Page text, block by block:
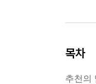
목차
추천의